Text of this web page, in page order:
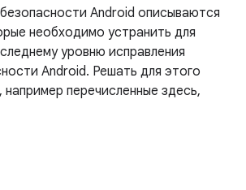
Android описываются
необходимо устранить для
уровню исправления
Android. Решать для этого
перечисленные здесь,